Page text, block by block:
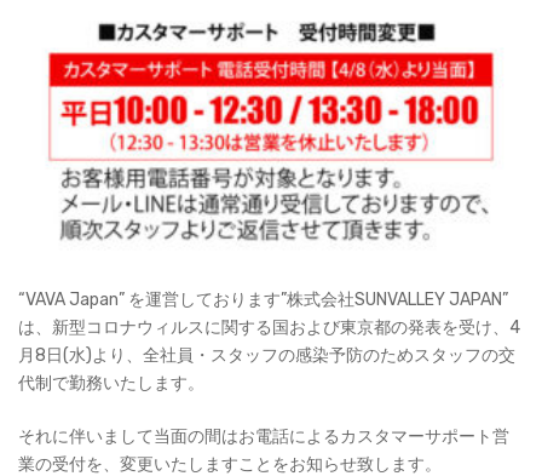
“VAVA Japan” を運営しております”株式会社SUNVALLEY JAPAN”
は、新型コロナウィルスに関する国および東京都の発表を受け、4
月8日(水)より、全社員・スタッフの感染予防のためスタッフの交
代制で勤務いたします。
それに伴いまして当面の間はお電話によるカスタマーサポート営
業の受付を、変更いたしますことをお知らせ致します。